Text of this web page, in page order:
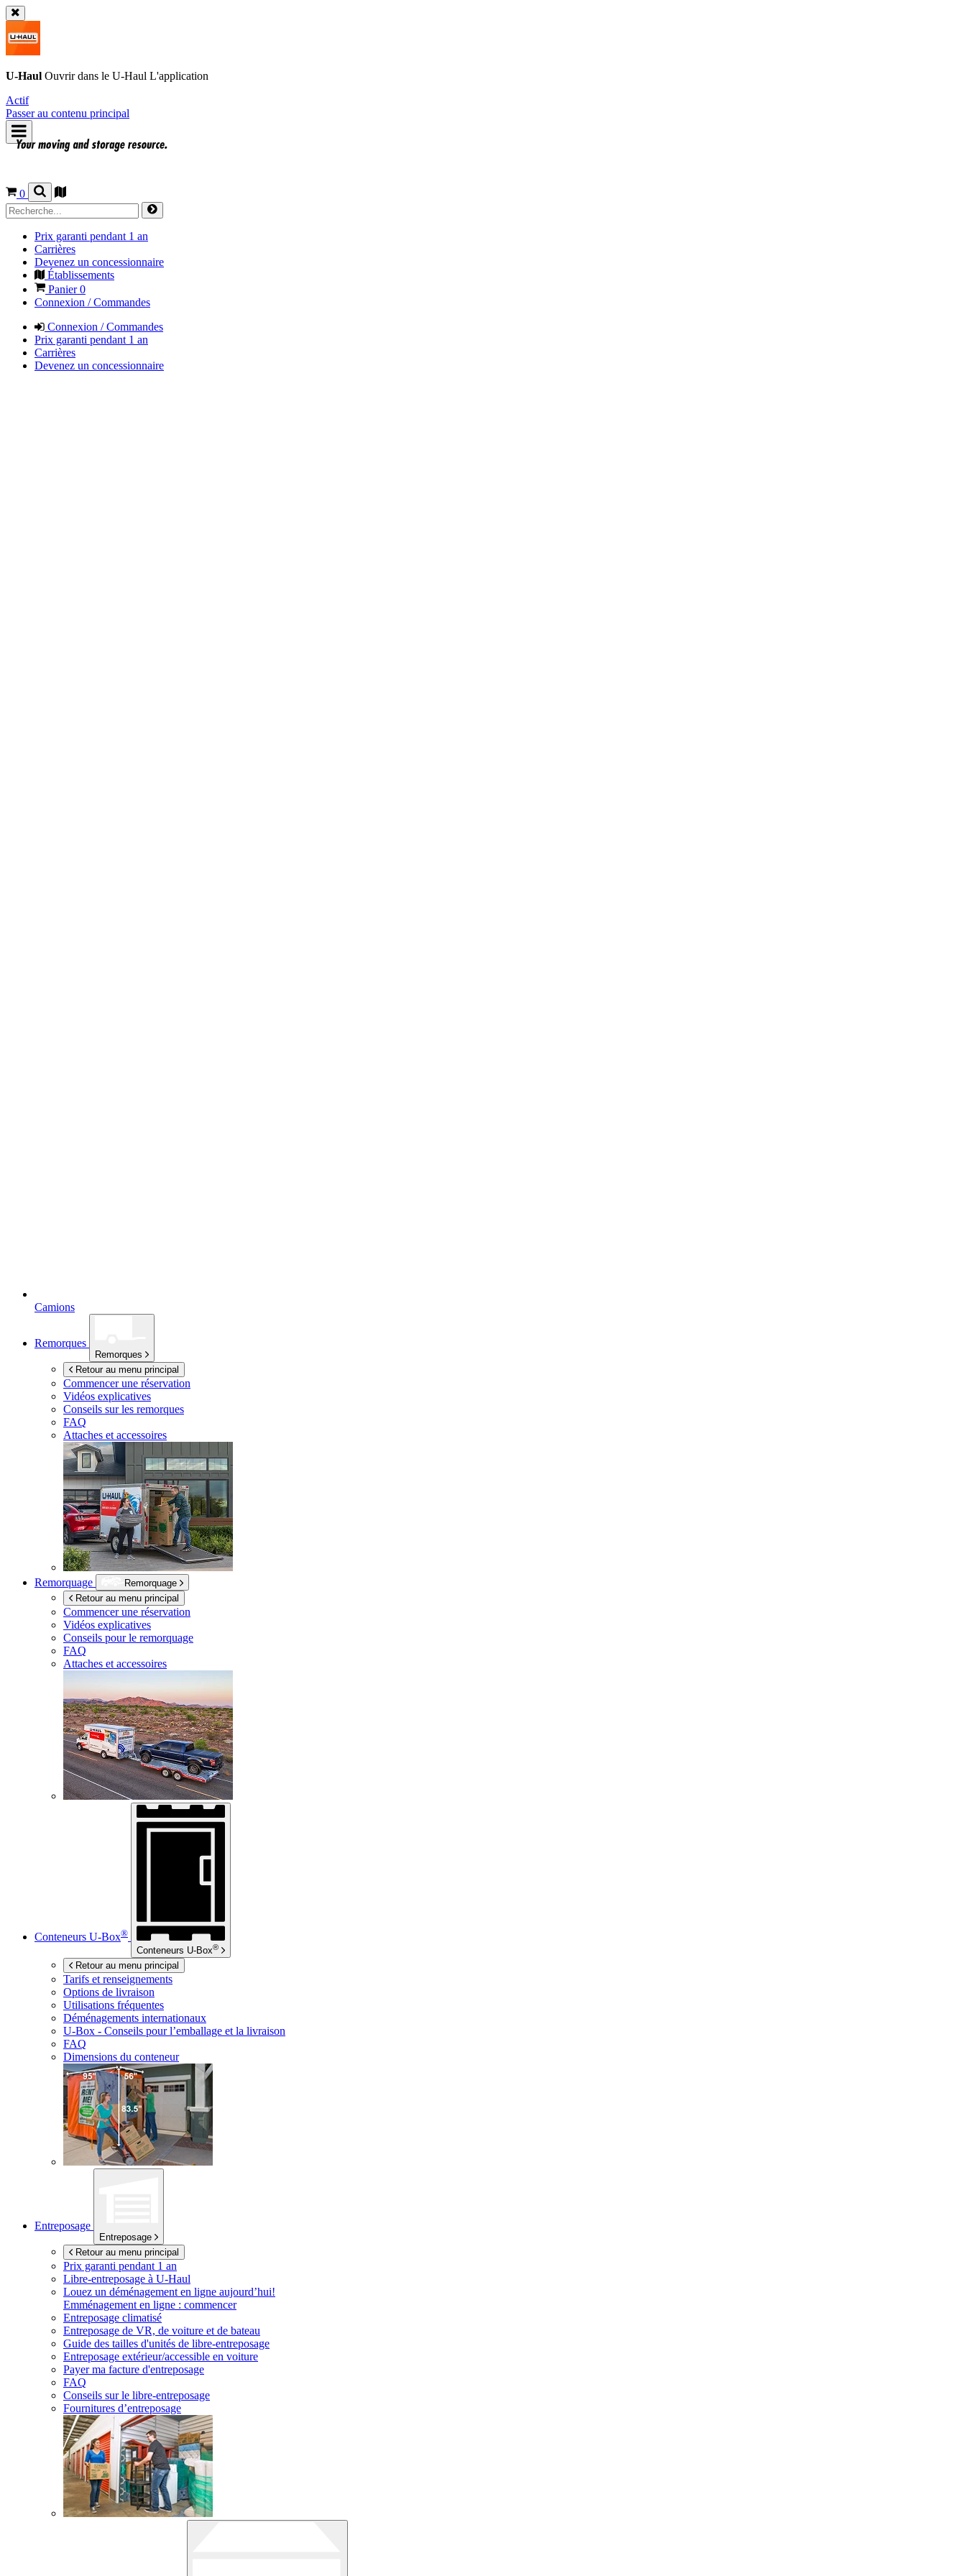
U-Haul Ouvrir dans le U-Haul L'application
Actif
Passer au contenu principal
0
Prix garanti pendant 1 an
Carrières
Devenez un concessionnaire
Établissements
Panier0
Connexion / Commandes
Connexion / Commandes
Prix garanti pendant 1 an
Carrières
Devenez un concessionnaire
Camions
Remorques
Remorques
Retour au menu principal
Commencer une réservation
Vidéos explicatives
Conseils sur les remorques
FAQ
Attaches et accessoires
Remorquage
Remorquage
Retour au menu principal
Commencer une réservation
Vidéos explicatives
Conseils pour le remorquage
FAQ
Attaches et accessoires
Conteneurs U-Box®
Conteneurs U-Box®
Retour au menu principal
Tarifs et renseignements
Options de livraison
Utilisations fréquentes
Déménagements internationaux
U-Box - Conseils pour l’emballage et la livraison
FAQ
Dimensions du conteneur
Entreposage
Entreposage
Retour au menu principal
Prix garanti pendant 1 an
Libre-entreposage à U-Haul
Louez un déménagement en ligne aujourd’hui!
Emménagement en ligne : commencer
Entreposage climatisé
Entreposage de VR, de voiture et de bateau
Guide des tailles d'unités de libre-entreposage
Entreposage extérieur/accessible en voiture
Payer ma facture d'entreposage
FAQ
Conseils sur le libre-entreposage
Fournitures d’entreposage